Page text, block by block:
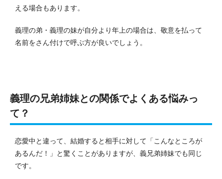
える場合もあります。
義理の弟・義理の妹が自分より年上の場合は、敬意を払って
名前をさん付けで呼ぶ方が良いでしょう。
義理の兄弟姉妹との関係でよくある悩みっ
て？
恋愛中と違って、結婚すると相手に対して「こんなところが
あるんだ！」と驚くことがありますが、義兄弟姉妹でも同じ
です。